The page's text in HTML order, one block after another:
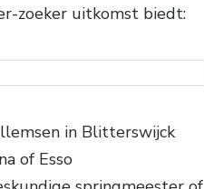
zoeker uitkomst biedt:
in Blitterswijck
of Esso